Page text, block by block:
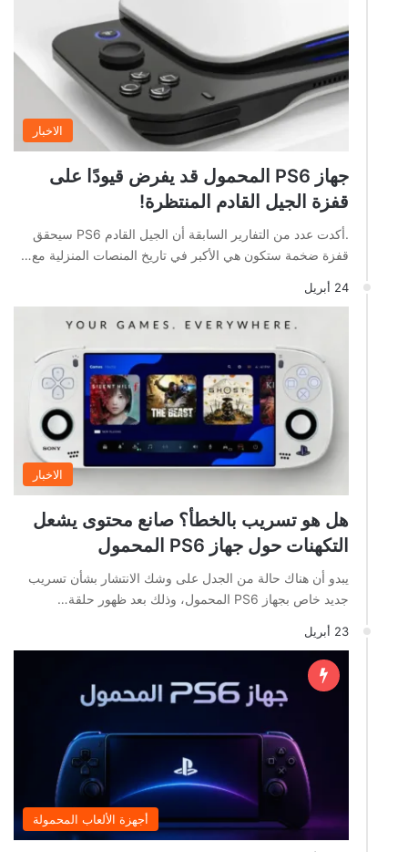
الاخبار
جهاز PS6 المحمول قد يفرض قيودًا على
قفزة الجيل القادم المنتظرة!
.أكدت عدد من التفارير السابقة أن الجيل القادم PS6 سيحقق
قفزة ضخمة ستكون هي الأكبر في تاريخ المنصات المنزلية مع…
24 أبريل
الاخبار
هل هو تسريب بالخطأ؟ صانع محتوى يشعل
التكهنات حول جهاز PS6 المحمول
يبدو أن هناك حالة من الجدل على وشك الانتشار بشأن تسريب
جديد خاص بجهاز PS6 المحمول، وذلك بعد ظهور حلقة…
23 أبريل
أجهزة الألعاب المحمولة